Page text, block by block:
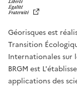
Géorisques est
Transition
Internationales sur
BRGM est
applications des